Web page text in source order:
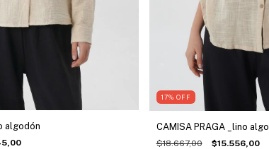
algodón
17% OFF
CAMISA PRAGA _lino
$18.667,00 $15.556,00